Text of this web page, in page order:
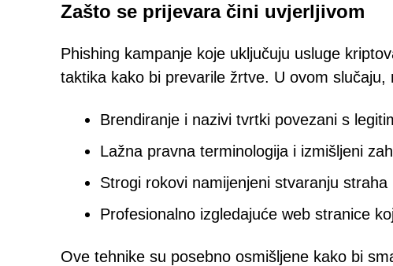
Zašto se prijevara čini uvjerljivom
Phishing kampanje koje uključuju usluge
taktika kako bi prevarile žrtve. U ovom slučaju,
Brendiranje i nazivi tvrtki povezani s
Lažna pravna terminologija i izmišljeni
Strogi rokovi namijenjeni stvaranju straha
Profesionalno izgledajuće web stranice
Ove tehnike su posebno osmišljene kako bi